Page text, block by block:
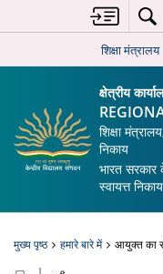
शिक्षा मंत्रालय
क्षेत्रीय
शिक्षा
निकाय
भारत सरकार
स्वायत्त निकाय
मुख्य पृष्ठ हमारे बारे में आयुक्त का